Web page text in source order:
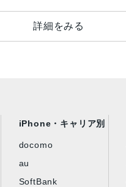
詳細をみる
iPhone・キャリア別
docomo
au
SoftBank